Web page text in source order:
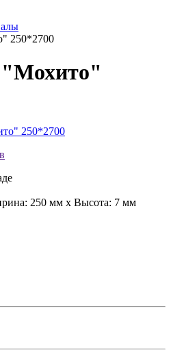
250*2700
250 мм x Высота: 7 мм